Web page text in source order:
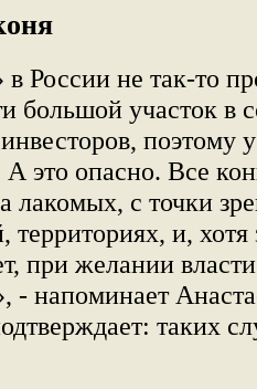
в России не так-то
большой участок в
поэтому
А это опасно. Все
лакомых, с точки
территориях, и, хотя
при желании
- напоминает
таких